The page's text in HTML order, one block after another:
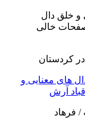
کردستان
های معنایی و
آرش